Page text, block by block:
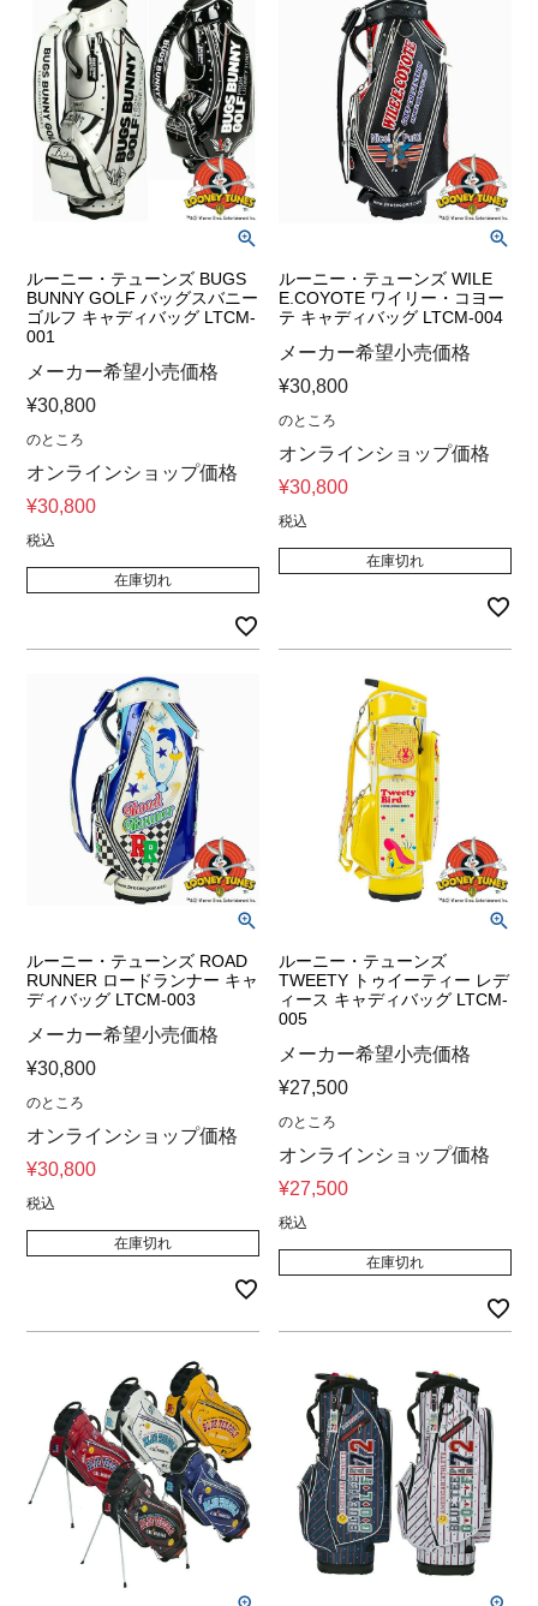
ルーニー・テューンズ BUGS
BUNNY GOLF バッグスバニー
ゴルフ キャディバッグ LTCM-
001
メーカー希望小売価格
¥30,800
のところ
オンラインショップ価格
¥30,800
税込
在庫切れ
ルーニー・テューンズ WILE
E.COYOTE ワイリー・コヨー
テ キャディバッグ LTCM-004
メーカー希望小売価格
¥30,800
のところ
オンラインショップ価格
¥30,800
税込
在庫切れ
ルーニー・テューンズ ROAD
RUNNER ロードランナー キャ
ディバッグ LTCM-003
メーカー希望小売価格
¥30,800
のところ
オンラインショップ価格
¥30,800
税込
在庫切れ
ルーニー・テューンズ
TWEETY トゥイーティー レデ
ィース キャディバッグ LTCM-
005
メーカー希望小売価格
¥27,500
のところ
オンラインショップ価格
¥27,500
税込
在庫切れ